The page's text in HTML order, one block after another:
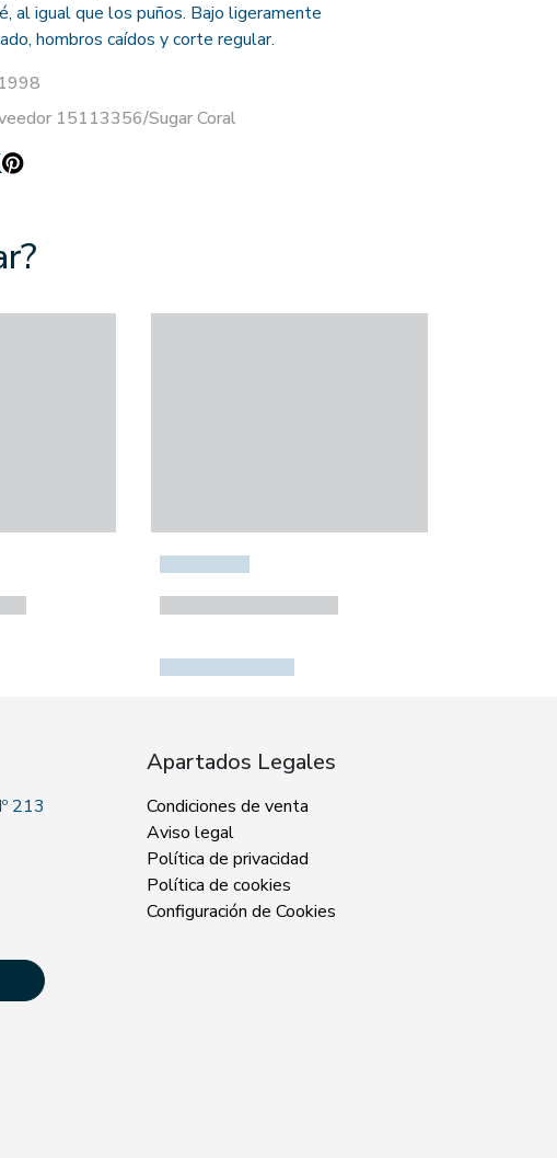
al igual que los puños. Bajo ligeramente
hombros caídos y corte regular.
15113356/Sugar Coral
213
Apartados Legales
Condiciones de venta
Aviso legal
Política de privacidad
Política de cookies
Configuración de Cookies